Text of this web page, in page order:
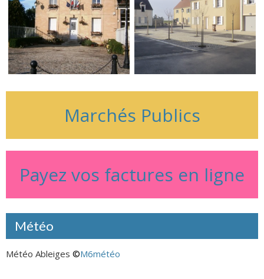
Marchés Publics
Payez vos factures en ligne
Météo
Météo Ableiges ©M6météo